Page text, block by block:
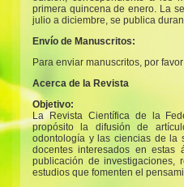
primera quincena de enero. La
julio a diciembre, se publica
Envío de Manuscritos:
Para enviar manuscritos, por
Acerca de la Revista
Objetivo:
La Revista Científica de la
propósito la difusión de
odontología y las ciencias de la
docentes interesados en estas
publicación de investigaciones,
estudios que fomenten el